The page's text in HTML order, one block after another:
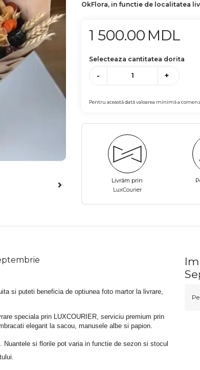
OkFlora, in functie de localitatea
1 500.00 MDL
Selecteaza cantitatea dorita
- +
Pentru această dată valoarea minimă a
Livrăm prin
LuxCourier
si puteti beneficia de optiunea foto martor la livrare,
speciala prin LUXCOURIER, serviciu premium prin
elegant la sacou, manusele albe si papion.
si florile pot varia in functie de sezon si stocul